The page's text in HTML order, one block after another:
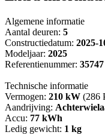
Algemene informatie
Aantal deuren: 5
Constructiedatum: 2025-
Modeljaar: 2025
Referentienummer: 35747
Technische informatie
Vermogen: 210 kW (286
Aandrijving:
Accu: 77 kWh
Ledig gewicht: 1 kg